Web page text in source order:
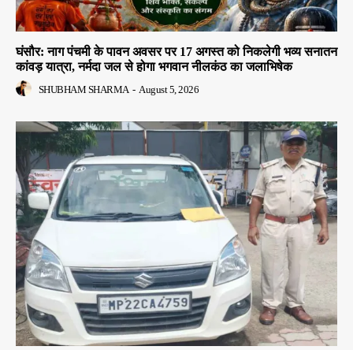
घंसौर: नाग पंचमी के पावन अवसर पर 17 अगस्त को निकलेगी भव्य सनातन
कांवड़ यात्रा, नर्मदा जल से होगा भगवान नीलकंठ का जलाभिषेक
SHUBHAM SHARMA - August 5, 2026